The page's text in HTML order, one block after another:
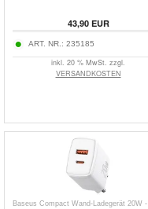
43,90EUR
ART. NR.: 235185
inkl. 20 % MwSt. zzgl.
VERSANDKOSTEN
Baseus Compact Wand-Ladegerät 20W -